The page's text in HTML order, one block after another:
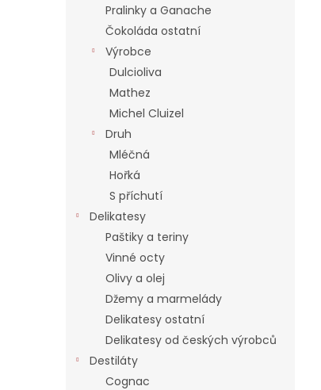
Pralinky a Ganache
Čokoláda ostatní
Výrobce
Dulcioliva
Mathez
Michel Cluizel
Druh
Mléčná
Hořká
S příchutí
Delikatesy
Paštiky a teriny
Vinné octy
Olivy a olej
Džemy a marmelády
Delikatesy ostatní
Delikatesy od českých výrobců
Destiláty
Cognac